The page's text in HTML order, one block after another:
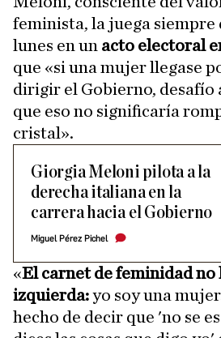
feminista, la juega siempre
lunes en un acto electoral
que «si una mujer llegase
dirigir el Gobierno, desafío
que eso no significaría
cristal».
Giorgia Meloni pilota a la
derecha italiana en la
carrera hacia el Gobierno
Miguel Pérez Pichel
«El carnet de feminidad no
izquierda:yo soy una
hecho de decir que 'no se